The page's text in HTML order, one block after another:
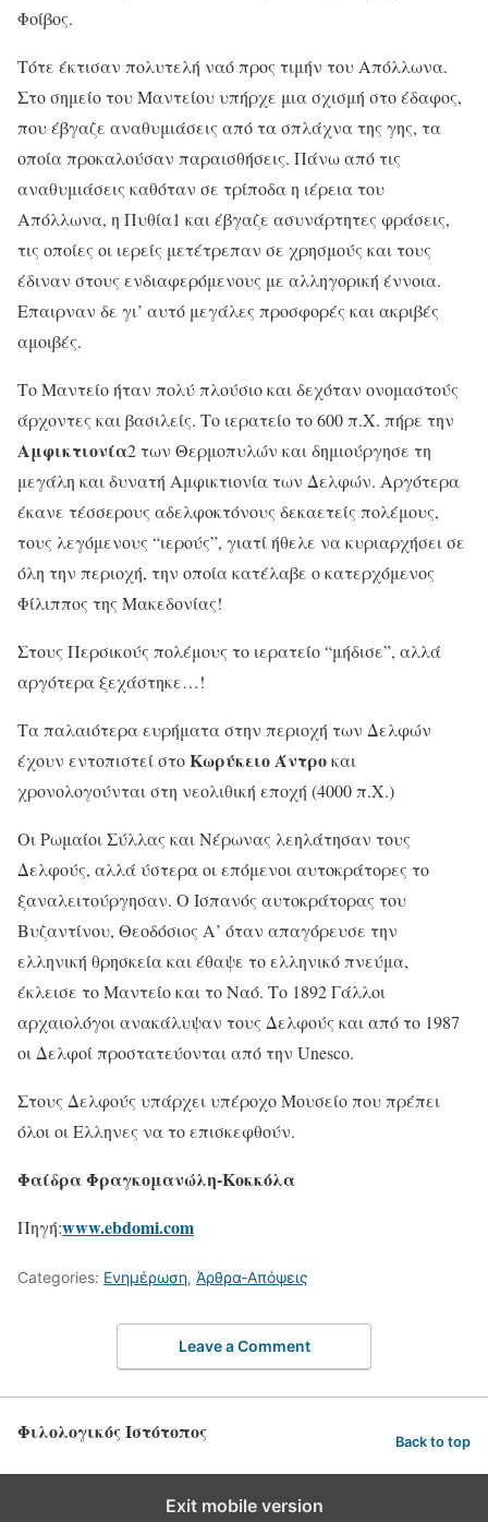
Φοίβος.
Τότε έκτισαν πολυτελή ναό προς τιμήν του Απόλλωνα.
Στο σημείο του Μαντείου υπήρχε μια σχισμή στο έδαφος,
που έβγαζε αναθυμιάσεις από τα σπλάχνα της γης, τα
οποία προκαλούσαν παραισθήσεις. Πάνω από τις
αναθυμιάσεις καθόταν σε τρίποδα η ιέρεια του
Απόλλωνα, η Πυθία1 και έβγαζε ασυνάρτητες φράσεις,
τις οποίες οι ιερείς μετέτρεπαν σε χρησμούς και τους
έδιναν στους ενδιαφερόμενους με αλληγορική έννοια.
Επαιρναν δε γι’ αυτό μεγάλες προσφορές και ακριβές
αμοιβές.
Το Μαντείο ήταν πολύ πλούσιο και δεχόταν ονομαστούς
άρχοντες και βασιλείς. Το ιερατείο το 600 π.Χ. πήρε την
Αμφικτιονία2 των Θερμοπυλών και δημιούργησε τη
μεγάλη και δυνατή Αμφικτιονία των Δελφών. Αργότερα
έκανε τέσσερους αδελφοκτόνους δεκαετείς πολέμους,
τους λεγόμενους “ιερούς”, γιατί ήθελε να κυριαρχήσει σε
όλη την περιοχή, την οποία κατέλαβε ο κατερχόμενος
Φίλιππος της Μακεδονίας!
Στους Περσικούς πολέμους το ιερατείο “μήδισε”, αλλά
αργότερα ξεχάστηκε…!
Τα παλαιότερα ευρήματα στην περιοχή των Δελφών
έχουν εντοπιστεί στοΚωρύκειο Άντροκαι
χρονολογούνται στη νεολιθική εποχή (4000 π.Χ.)
Οι Ρωμαίοι Σύλλας και Νέρωνας λεηλάτησαν τους
Δελφούς, αλλά ύστερα οι επόμενοι αυτοκράτορες το
ξαναλειτούργησαν. Ο Ισπανός αυτοκράτορας του
Βυζαντίνου, Θεοδόσιος Α’ όταν απαγόρευσε την
ελληνική θρησκεία και έθαψε το ελληνικό πνεύμα,
έκλεισε το Μαντείο και το Ναό. Το 1892 Γάλλοι
αρχαιολόγοι ανακάλυψαν τους Δελφούς και από το 1987
οι Δελφοί προστατεύονται από την Unesco.
Στους Δελφούς υπάρχει υπέροχο Μουσείο που πρέπει
όλοι οι Ελληνες να το επισκεφθούν.
Φαίδρα Φραγκομανώλη-Κοκκόλα
Πηγή:www.ebdomi.com
Categories: Ενημέρωση, Άρθρα-Απόψεις
Leave a Comment
Φιλολογικός Ιστότοπος Back to top
Exit mobile version